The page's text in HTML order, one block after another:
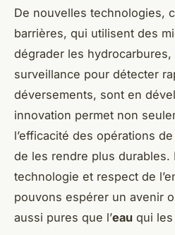
De nouvelles technologies,
barrières, qui utilisent des
dégrader les
surveillance pour détecter
déversements, sont en
innovation permet non
l’efficacité des opérations
de les rendre plus durables.
technologie et respect de
pouvons espérer un avenir
aussi pures que l’eau qui